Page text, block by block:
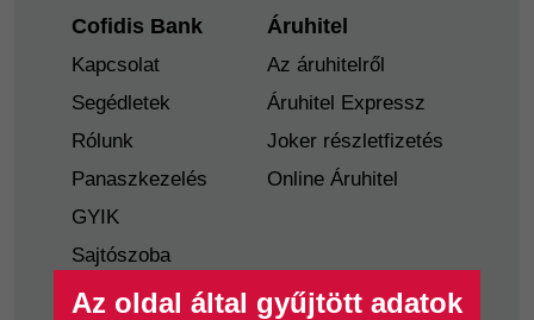
Az oldal által gyűjtött adatok
Footer
Cofidis Bank
Kapcsolat
Segédletek
Rólunk
Panaszkezelés
GYIK
Sajtószoba
Nyilvánosságra
Áruhitel
Az áruhitelről
Áruhitel Expressz
Joker részletfizetés
Online Áruhitel